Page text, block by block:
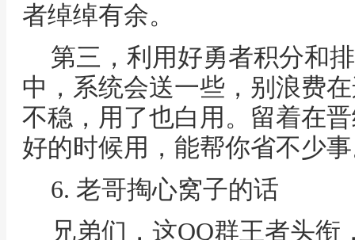
者绰绰有余。
第三，利用好勇者积分和
中，系统会送一些，别浪费
不稳，用了也白用。留着在
好的时候用，能帮你省不少
6. 老哥掏心窝子的话
兄弟们，这QQ群王者头